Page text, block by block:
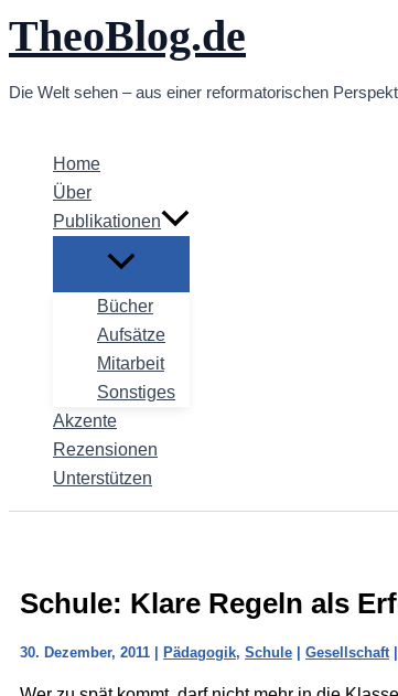
Zum
Inhalt
TheoBlog.de
Die Welt sehen – aus einer reformatorischen
Home
Über
Publikationen
Bücher
Aufsätze
Mitarbeit
Sonstiges
Akzente
Rezensionen
Unterstützen
Schule: Klare Regeln als
30. Dezember, 2011 | Pädagogik, Schule | Gesellschaft |